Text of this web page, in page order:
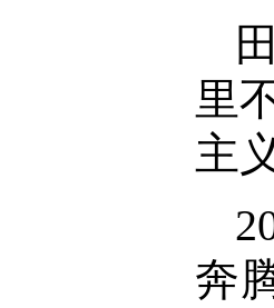
里
主
奔